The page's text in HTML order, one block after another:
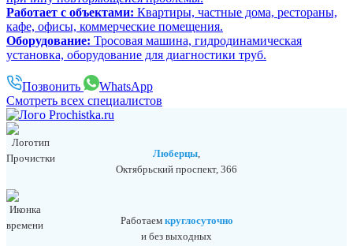
Работает с объектами: Квартиры, частные дома, рестораны,
кафе, офисы, коммерческие помещения.
Оборудование: Тросовая машина, гидродинамическая
установка, оборудование для диагностики труб.
Позвонить
WhatsApp
Смотреть всех специалистов
Люберцы,
Октябрьский проспект, 366
Работаем круглосуточно
и без выходных